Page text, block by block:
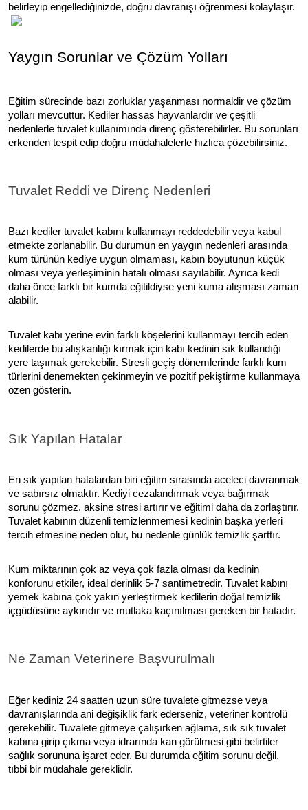
belirleyip engellediğinizde, doğru davranışı öğrenmesi kolaylaşır.
Yaygın Sorunlar ve Çözüm Yolları
Eğitim sürecinde bazı zorluklar yaşanması normaldir ve çözüm
yolları mevcuttur. Kediler hassas hayvanlardır ve çeşitli
nedenlerle tuvalet kullanımında direnç gösterebilirler. Bu sorunları
erkenden tespit edip doğru müdahalelerle hızlıca çözebilirsiniz.
Tuvalet Reddi ve Direnç Nedenleri
Bazı kediler tuvalet kabını kullanmayı reddedebilir veya kabul
etmekte zorlanabilir. Bu durumun en yaygın nedenleri arasında
kum türünün kediye uygun olmaması, kabın boyutunun küçük
olması veya yerleşiminin hatalı olması sayılabilir. Ayrıca kedi
daha önce farklı bir kumda eğitildiyse yeni kuma alışması zaman
alabilir.
Tuvalet kabı yerine evin farklı köşelerini kullanmayı tercih eden
kedilerde bu alışkanlığı kırmak için kabı kedinin sık kullandığı
yere taşımak gerekebilir. Stresli geçiş dönemlerinde farklı kum
türlerini denemekten çekinmeyin ve pozitif pekiştirme kullanmaya
özen gösterin.
Sık Yapılan Hatalar
En sık yapılan hatalardan biri eğitim sırasında aceleci davranmak
ve sabırsız olmaktır. Kediyi cezalandırmak veya bağırmak
sorunu çözmez, aksine stresi artırır ve eğitimi daha da zorlaştırır.
Tuvalet kabının düzenli temizlenmemesi kedinin başka yerleri
tercih etmesine neden olur, bu nedenle günlük temizlik şarttır.
Kum miktarının çok az veya çok fazla olması da kedinin
konforunu etkiler, ideal derinlik 5-7 santimetredir. Tuvalet kabını
yemek kabına çok yakın yerleştirmek kedilerin doğal temizlik
içgüdüsüne aykırıdır ve mutlaka kaçınılması gereken bir hatadır.
Ne Zaman Veterinere Başvurulmalı
Eğer kediniz 24 saatten uzun süre tuvalete gitmezse veya
davranışlarında ani değişiklik fark ederseniz, veteriner kontrolü
gerekebilir. Tuvalete gitmeye çalışırken ağlama, sık sık tuvalet
kabına girip çıkma veya idrarında kan görülmesi gibi belirtiler
sağlık sorununa işaret eder. Bu durumda eğitim sorunu değil,
tıbbi bir müdahale gereklidir.